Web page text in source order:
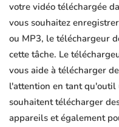
votre vidéo téléchargée
vous souhaitez
ou MP3, le téléchargeur
cette tâche. Le
vous aide à télécharger
l'attention en tant
souhaitent télécharger
appareils et également